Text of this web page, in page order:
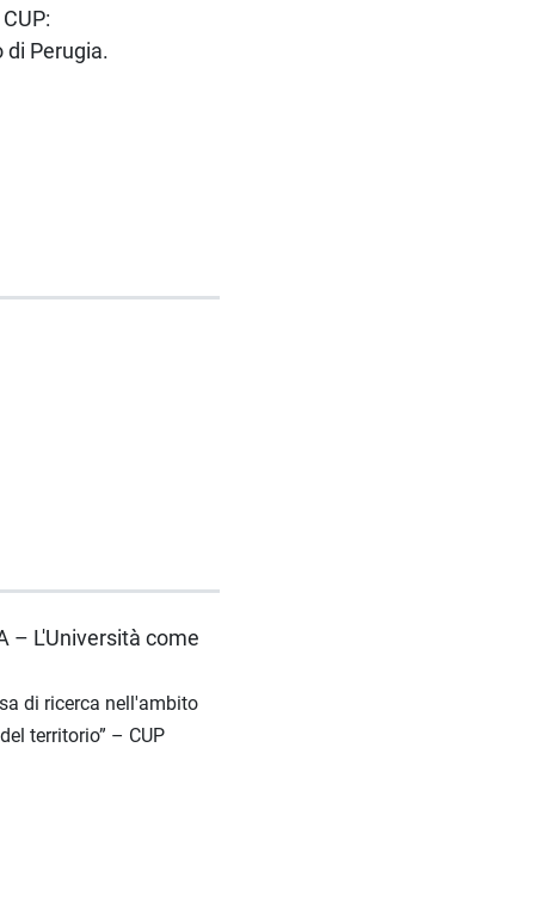
di Perugia.
– L'Università come
di ricerca nell'ambito
territorio” – CUP